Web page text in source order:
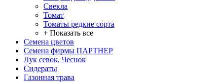
Свекла
Томат
Томаты редкие сорта
+ Показать все
Семена цветов
Семена фирмы ПАРТНЕР
Лук севок, Чеснок
Сидераты
Газонная трава